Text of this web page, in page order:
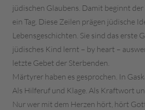
jüdischen Glaubens. Damit beginnt der
ein Tag. Diese Zeilen prägen jüdische
Lebensgeschichten. Sie sind das erste
jüdisches Kind lernt – by heart –
letzte Gebet der Sterbenden.
Märtyrer haben es gesprochen. In
Als Hilferuf und Klage. Als Kraftwort
Nur wer mit dem Herzen hört, hört